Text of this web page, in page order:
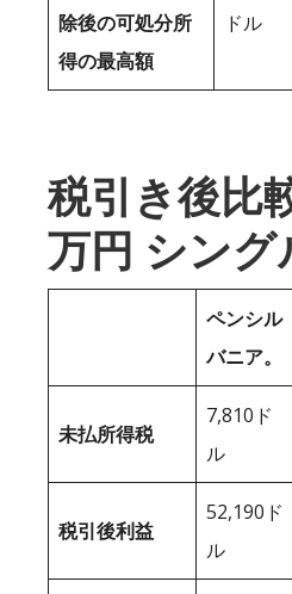
除後の可処分所
得の最高額
ドル
税引き後比
万円 シング
ペンシル
バニア。
未払所得税
7,810ド
ル
税引後利益
52,190ド
ル